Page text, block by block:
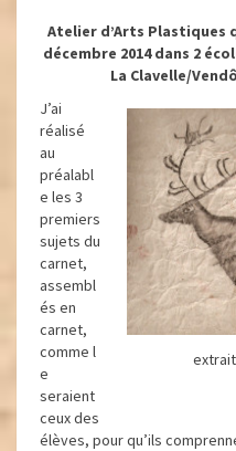
Atelier d’Arts Plastiques
décembre 2014 dans 2
La Clavelle/
J’ai
réalisé
au
préalabl
e les 3
premiers
sujets du
carnet,
assembl
és en
carnet,
comme l
e
seraient
ceux des
élèves, pour qu’ils